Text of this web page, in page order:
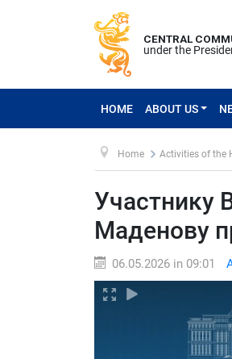
CENTRAL
under the
HOME ABOUT US
Home Activities of the
Участнику
Маденову
06.05.2026 in 09:01